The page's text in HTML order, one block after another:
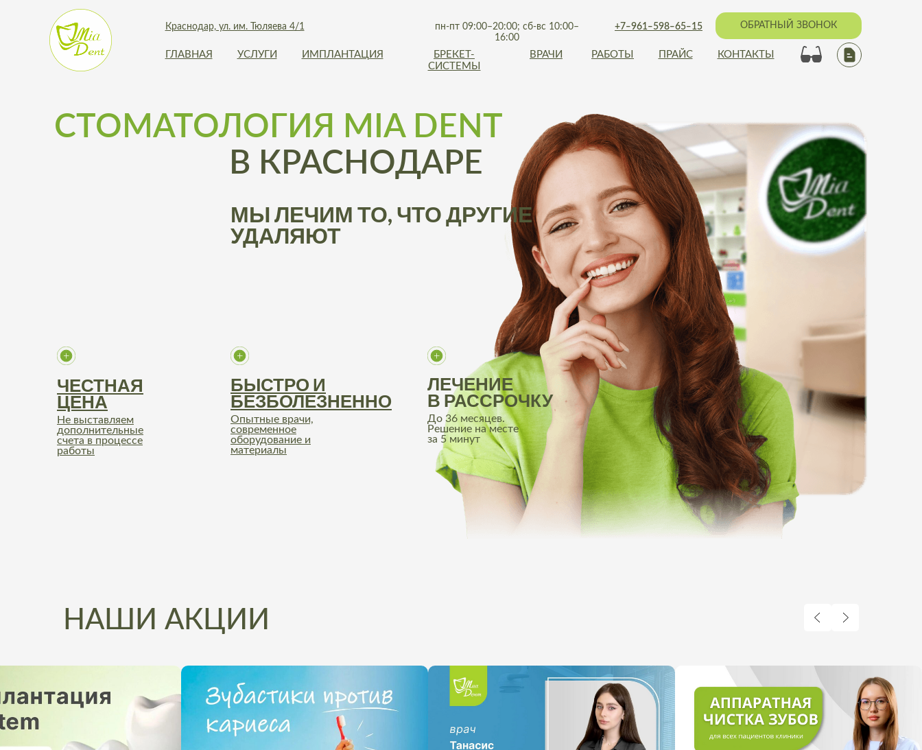
ГЛАВНАЯ УСЛУГИ ИМПЛАНТАЦИЯ
БРЕКЕТ-
СИСТЕМЫ
ВРАЧИ РАБОТЫ ПРАЙС КОНТАКТЫ
+7‒961‒598‒65‒15
Краснодар, ул. им. Тюляева 4/1
пн-пт 09:00–20:00; сб-вс 10:00–
16:00
ОБРАТНЫЙ ЗВОНОК
МЫ ЛЕЧИМ ТО, ЧТО ДРУГИЕ
УДАЛЯЮТ
СТОМАТОЛОГИЯ MIA DENT
ЧЕСТНАЯ
ЦЕНА
БЫСТРО И
БЕЗБОЛЕЗНЕННО
ЛЕЧЕНИЕ
В РАССРОЧКУ
Не выставляем
дополнительные
счета в процессе
работы
Опытные врачи,
современное
оборудование и
материалы
До 36 месяцев.
Решение на месте
за 5 минут
В КРАСНОДАРЕ
НАШИ АКЦИИ